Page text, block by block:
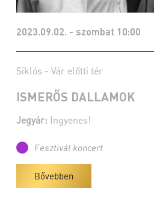
2023.09.02. - szombat 10:00
Siklós - Vár előtti tér
ISMERŐS DALLAMOK
Jegyár: Ingyenes!
Fesztivál koncert
Bővebben